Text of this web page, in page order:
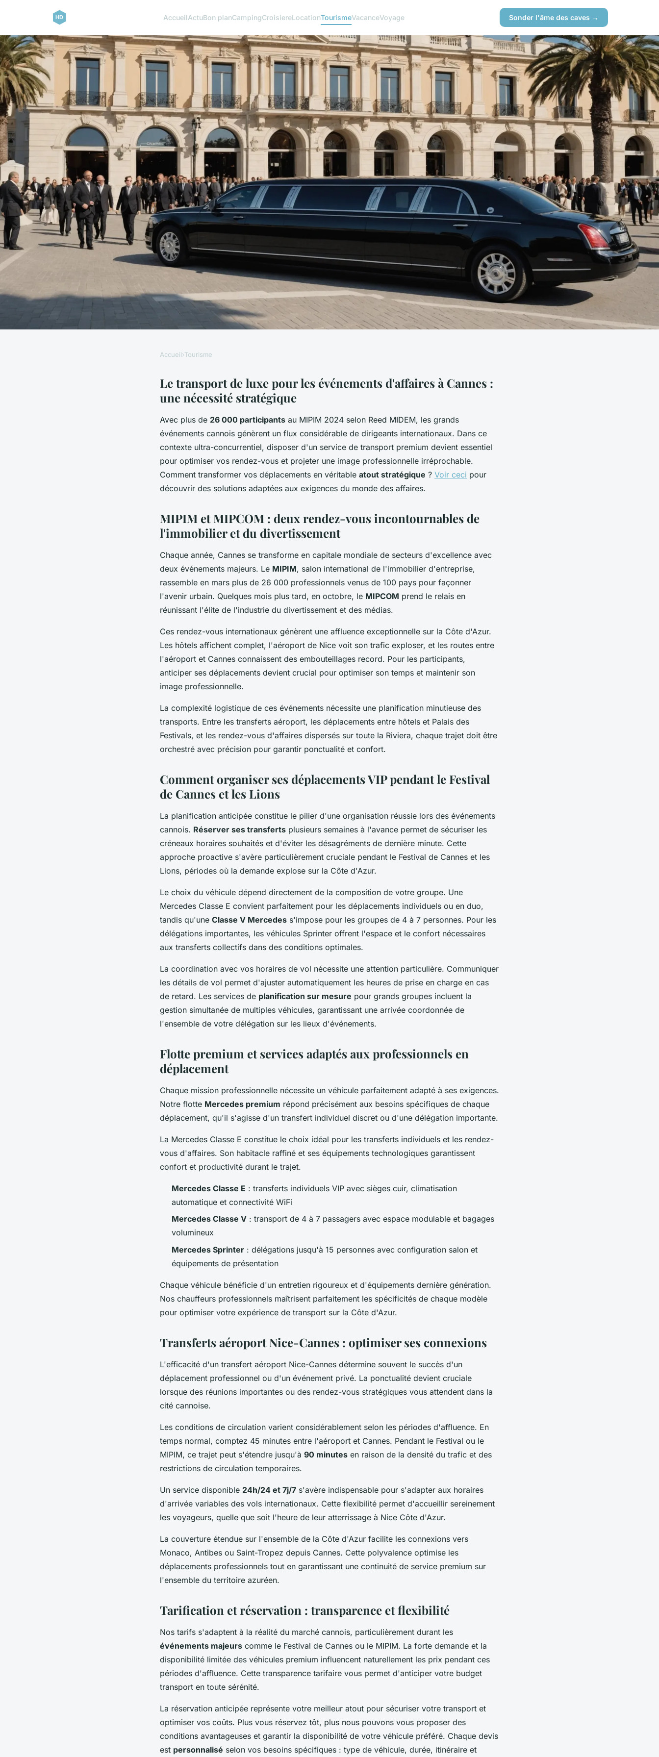
AccueilActuBon planCampingCroisiereLocationTourismeVacanceVoyage Sonder l'âme des caves →
Transport d'affaires à cannes : mipim,
mipcom et plus encore
Accueil›Tourisme
Le transport de luxe pour les événements d'affaires à Cannes :
une nécessité stratégique
Avec plus de 26 000 participants au MIPIM 2024 selon Reed MIDEM, les grands
événements cannois génèrent un flux considérable de dirigeants internationaux. Dans ce
contexte ultra-concurrentiel, disposer d'un service de transport premium devient essentiel
pour optimiser vos rendez-vous et projeter une image professionnelle irréprochable.
Comment transformer vos déplacements en véritable atout stratégique ? Voir ceci pour
découvrir des solutions adaptées aux exigences du monde des affaires.
MIPIM et MIPCOM : deux rendez-vous incontournables de
l'immobilier et du divertissement
Chaque année, Cannes se transforme en capitale mondiale de secteurs d'excellence avec
deux événements majeurs. Le MIPIM, salon international de l'immobilier d'entreprise,
rassemble en mars plus de 26 000 professionnels venus de 100 pays pour façonner
l'avenir urbain. Quelques mois plus tard, en octobre, le MIPCOM prend le relais en
réunissant l'élite de l'industrie du divertissement et des médias.
Ces rendez-vous internationaux génèrent une affluence exceptionnelle sur la Côte d'Azur.
Les hôtels affichent complet, l'aéroport de Nice voit son trafic exploser, et les routes entre
l'aéroport et Cannes connaissent des embouteillages record. Pour les participants,
anticiper ses déplacements devient crucial pour optimiser son temps et maintenir son
image professionnelle.
La complexité logistique de ces événements nécessite une planification minutieuse des
transports. Entre les transferts aéroport, les déplacements entre hôtels et Palais des
Festivals, et les rendez-vous d'affaires dispersés sur toute la Riviera, chaque trajet doit être
orchestré avec précision pour garantir ponctualité et confort.
Comment organiser ses déplacements VIP pendant le Festival
de Cannes et les Lions
La planification anticipée constitue le pilier d'une organisation réussie lors des événements
cannois. Réserver ses transferts plusieurs semaines à l'avance permet de sécuriser les
créneaux horaires souhaités et d'éviter les désagréments de dernière minute. Cette
approche proactive s'avère particulièrement cruciale pendant le Festival de Cannes et les
Lions, périodes où la demande explose sur la Côte d'Azur.
Le choix du véhicule dépend directement de la composition de votre groupe. Une
Mercedes Classe E convient parfaitement pour les déplacements individuels ou en duo,
tandis qu'une Classe V Mercedes s'impose pour les groupes de 4 à 7 personnes. Pour les
délégations importantes, les véhicules Sprinter offrent l'espace et le confort nécessaires
aux transferts collectifs dans des conditions optimales.
La coordination avec vos horaires de vol nécessite une attention particulière. Communiquer
les détails de vol permet d'ajuster automatiquement les heures de prise en charge en cas
de retard. Les services de planification sur mesure pour grands groupes incluent la
gestion simultanée de multiples véhicules, garantissant une arrivée coordonnée de
l'ensemble de votre délégation sur les lieux d'événements.
Flotte premium et services adaptés aux professionnels en
déplacement
Chaque mission professionnelle nécessite un véhicule parfaitement adapté à ses exigences.
Notre flotte Mercedes premium répond précisément aux besoins spécifiques de chaque
déplacement, qu'il s'agisse d'un transfert individuel discret ou d'une délégation importante.
La Mercedes Classe E constitue le choix idéal pour les transferts individuels et les rendez-
vous d'affaires. Son habitacle raffiné et ses équipements technologiques garantissent
confort et productivité durant le trajet.
Mercedes Classe E : transferts individuels VIP avec sièges cuir, climatisation
automatique et connectivité WiFi
Mercedes Classe V : transport de 4 à 7 passagers avec espace modulable et bagages
volumineux
Mercedes Sprinter : délégations jusqu'à 15 personnes avec configuration salon et
équipements de présentation
Chaque véhicule bénéficie d'un entretien rigoureux et d'équipements dernière génération.
Nos chauffeurs professionnels maîtrisent parfaitement les spécificités de chaque modèle
pour optimiser votre expérience de transport sur la Côte d'Azur.
Transferts aéroport Nice-Cannes : optimiser ses connexions
L'efficacité d'un transfert aéroport Nice-Cannes détermine souvent le succès d'un
déplacement professionnel ou d'un événement privé. La ponctualité devient cruciale
lorsque des réunions importantes ou des rendez-vous stratégiques vous attendent dans la
cité cannoise.
Les conditions de circulation varient considérablement selon les périodes d'affluence. En
temps normal, comptez 45 minutes entre l'aéroport et Cannes. Pendant le Festival ou le
MIPIM, ce trajet peut s'étendre jusqu'à 90 minutes en raison de la densité du trafic et des
restrictions de circulation temporaires.
Un service disponible 24h/24 et 7j/7 s'avère indispensable pour s'adapter aux horaires
d'arrivée variables des vols internationaux. Cette flexibilité permet d'accueillir sereinement
les voyageurs, quelle que soit l'heure de leur atterrissage à Nice Côte d'Azur.
La couverture étendue sur l'ensemble de la Côte d'Azur facilite les connexions vers
Monaco, Antibes ou Saint-Tropez depuis Cannes. Cette polyvalence optimise les
déplacements professionnels tout en garantissant une continuité de service premium sur
l'ensemble du territoire azuréen.
Tarification et réservation : transparence et flexibilité
Nos tarifs s'adaptent à la réalité du marché cannois, particulièrement durant les
événements majeurs comme le Festival de Cannes ou le MIPIM. La forte demande et la
disponibilité limitée des véhicules premium influencent naturellement les prix pendant ces
périodes d'affluence. Cette transparence tarifaire vous permet d'anticiper votre budget
transport en toute sérénité.
La réservation anticipée représente votre meilleur atout pour sécuriser votre transport et
optimiser vos coûts. Plus vous réservez tôt, plus nous pouvons vous proposer des
conditions avantageuses et garantir la disponibilité de votre véhicule préféré. Chaque devis
est personnalisé selon vos besoins spécifiques : type de véhicule, durée, itinéraire et